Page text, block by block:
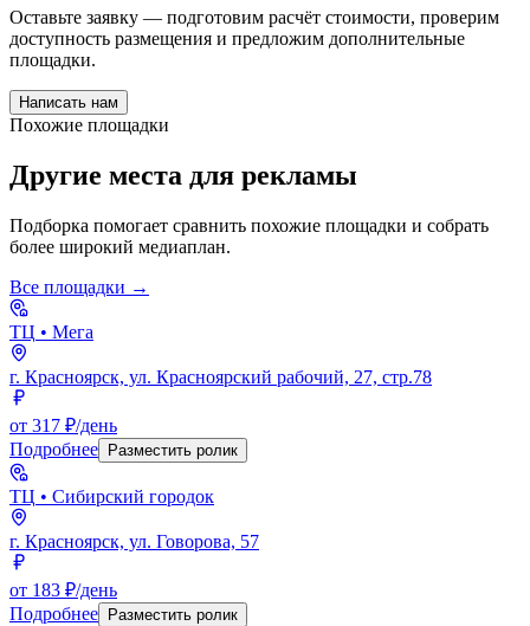
Оставьте заявку — подготовим расчёт стоимости, проверим
доступность размещения и предложим дополнительные
площадки.
Написать нам
Похожие площадки
Другие места для рекламы
Подборка помогает сравнить похожие площадки и собрать
более широкий медиаплан.
Все площадки →
ТЦ • Мега
г. Красноярск, ул. Красноярский рабочий, 27, стр.78
от 317 ₽/день
Подробнее
Разместить ролик
ТЦ • Сибирский городок
г. Красноярск, ул. Говорова, 57
от 183 ₽/день
Подробнее
Разместить ролик